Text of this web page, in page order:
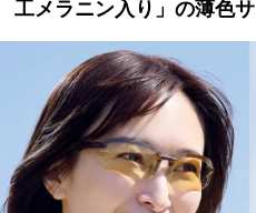
ー工メラニン入り」の薄色サ